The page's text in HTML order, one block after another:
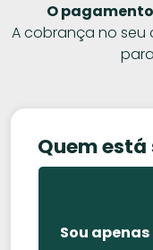
O
A cobrança no
Quem
Sou